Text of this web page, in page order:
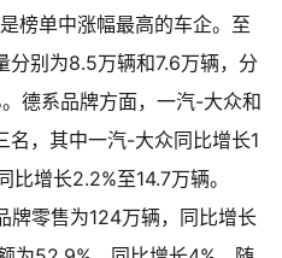
榜单中涨幅最高的车企。至
分别为8.5万辆和7.6万辆，分
德系品牌方面，一汽-大众和
名，其中一汽-大众同比增长1
增长2.2%至14.7万辆。
牌零售为124万辆，同比增长